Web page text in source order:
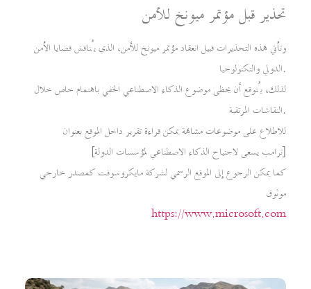
تحذير قبل مؤتمر ميونخ للأمن
وتأتي هذه التحذيرات قبيل انعقاد مؤتمر ميونخ للأمن، الذي يُناقش قضايا الأمن
الدولي والتكنولوجيا.
لذلك، يُتوقع أن يحظى موضوع الذكاء الاصطناعي الخفي باهتمام خاص خلال
النقاشات المرتقبة.
للاطلاع على موضوعات مشابهة يمكن قراءة تقرير داخل الموقع بعنوان
[ترامب يسعى لاجتياح الذكاء الاصطناعي لمؤسسات الدولة]
كما يمكن الرجوع إلى الموقع الرسمي لشركة مايكروسوفت كمصدر خارجي
موثوق
https://www.microsoft.com